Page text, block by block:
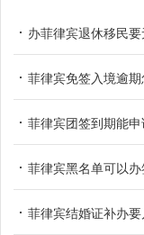
办菲律宾退休移民
菲律宾免签入境逾
菲律宾团签到期能
菲律宾黑名单可以
菲律宾结婚证补办